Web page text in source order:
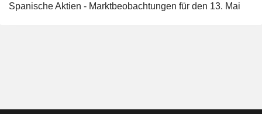
Spanische Aktien - Marktbeobachtungen für den 13. Mai